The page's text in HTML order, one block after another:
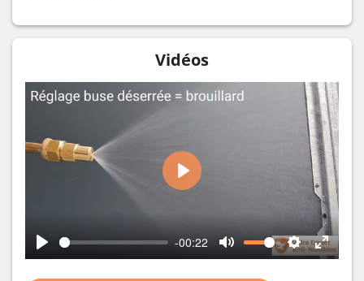
Vidéos
Play
-00:22
Mute Settings
Enter
Play